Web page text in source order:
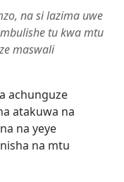
na si lazima uwe
tu kwa mtu
maswali
achunguze
atakuwa na
na yeye
na mtu